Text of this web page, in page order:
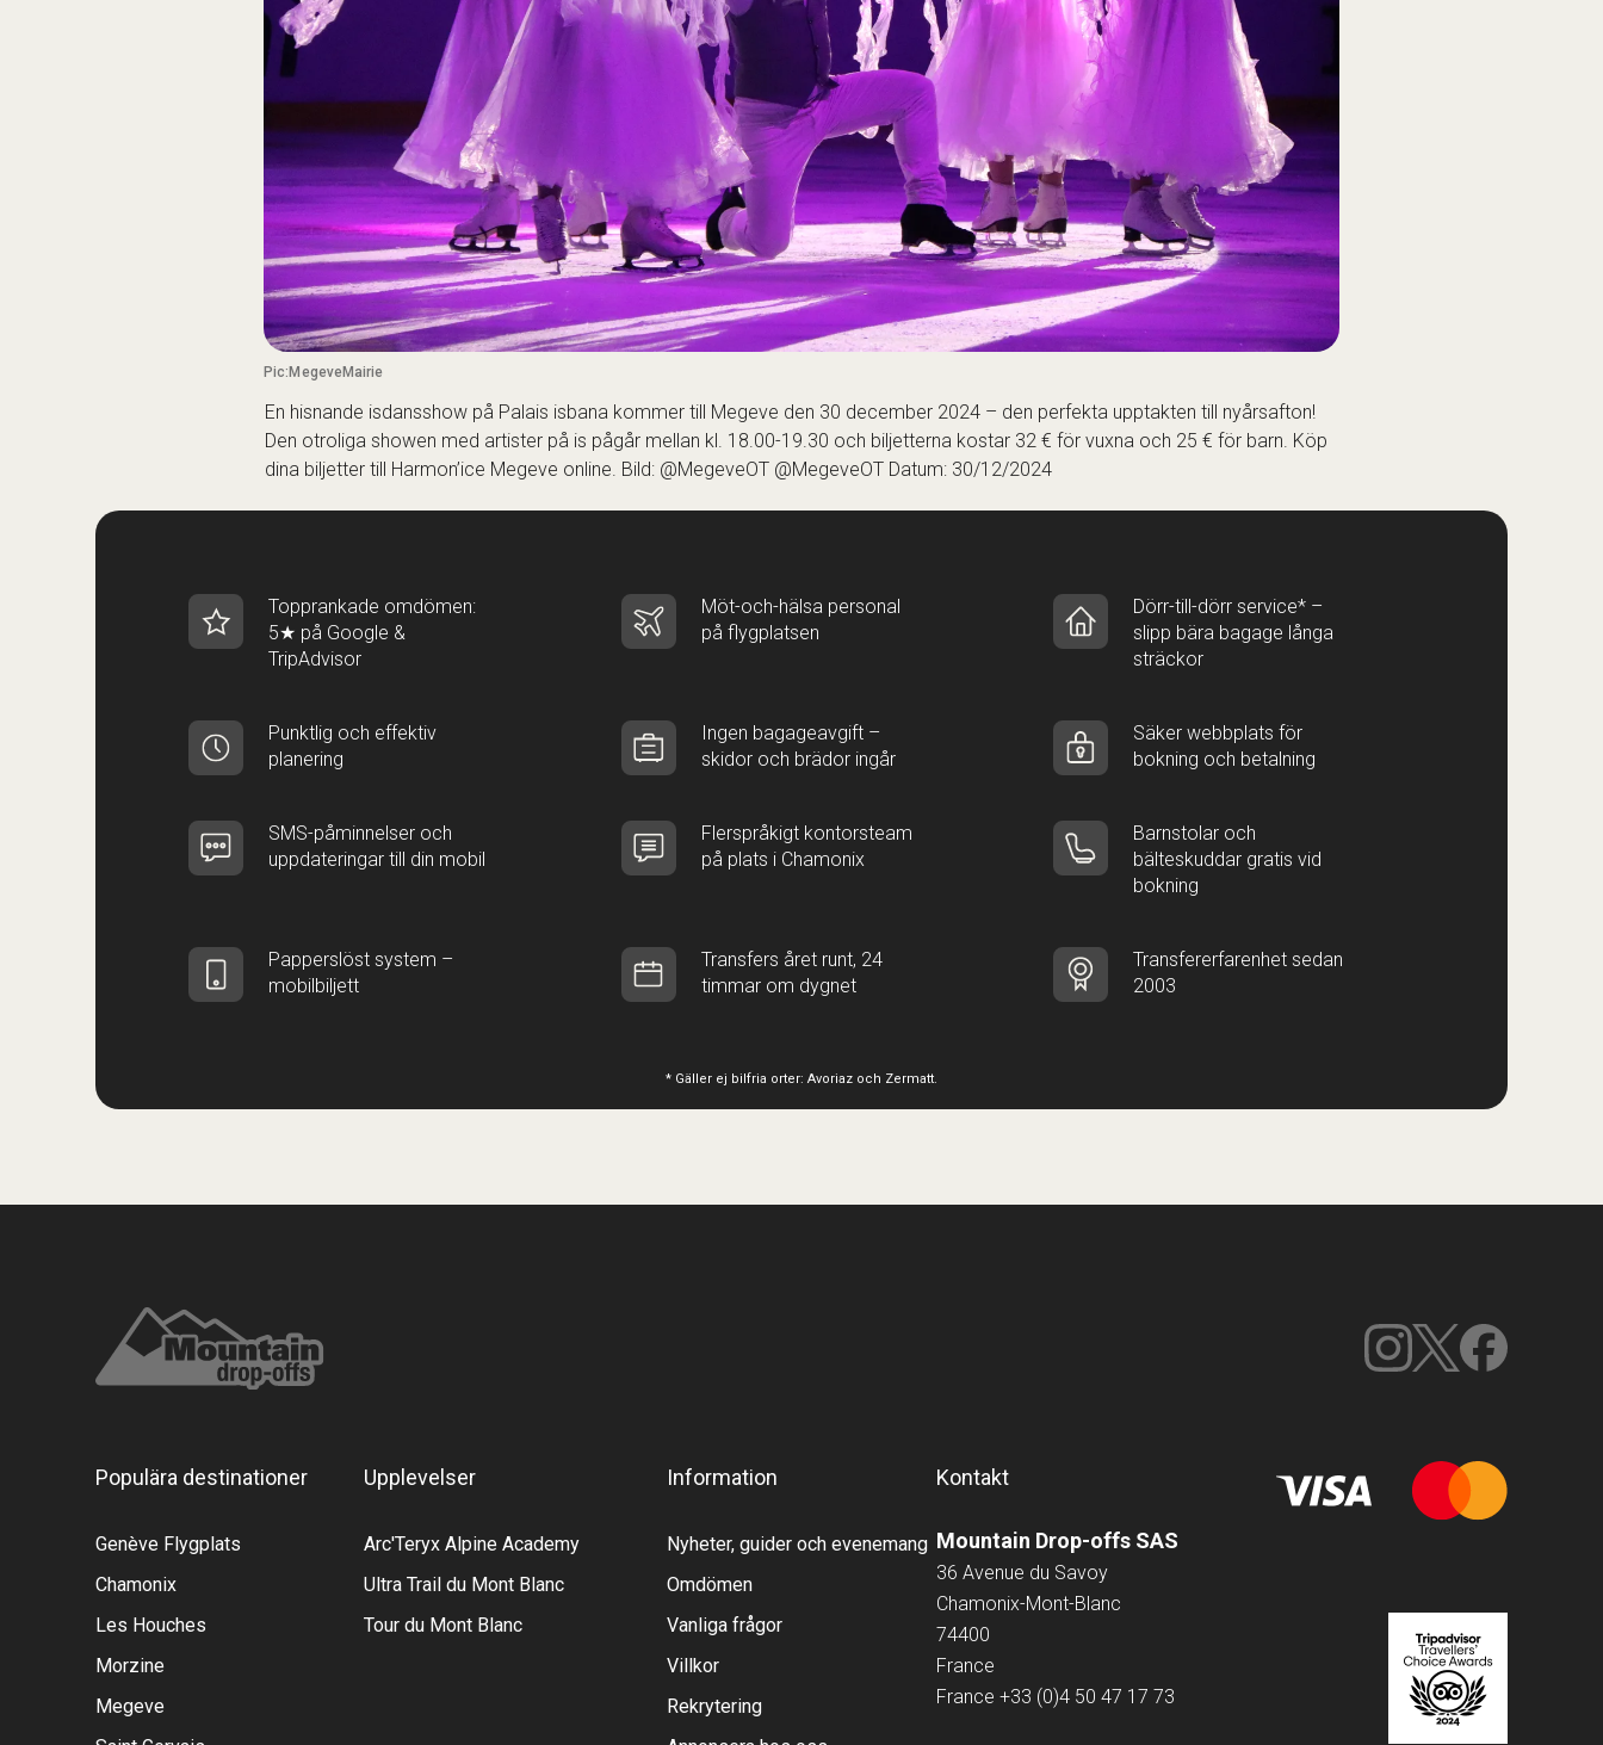
Pic:MegeveMairie
En hisnande isdansshow på Palais isbana kommer till Megeve den 30 december 2024 – den perfekta upptakten till nyårsafton!
Den otroliga showen med artister på is pågår mellan kl. 18.00-19.30 och biljetterna kostar 32 € för vuxna och 25 € för barn. Köp
dina biljetter till Harmon’ice Megeve online . Bild: @MegeveOT @MegeveOT Datum: 30/12/2024
Topprankade omdömen:
5★ på Google &
TripAdvisor
Möt-och-hälsa personal
på flygplatsen
Dörr-till-dörr service* –
slipp bära bagage långa
sträckor
Punktlig och effektiv
planering
Ingen bagageavgift –
skidor och brädor ingår
Säker webbplats för
bokning och betalning
SMS-påminnelser och
uppdateringar till din mobil
Flerspråkigt kontorsteam
på plats i Chamonix
Barnstolar och
bälteskuddar gratis vid
bokning
Papperslöst system –
mobilbiljett
Transfers året runt, 24
timmar om dygnet
Transfererfarenhet sedan
2003
* Gäller ej bilfria orter: Avoriaz och Zermatt.
Populära destinationer
Genève Flygplats
Chamonix
Les Houches
Morzine
Megeve
Upplevelser
Arc'Teryx Alpine Academy
Ultra Trail du Mont Blanc
Tour du Mont Blanc
Information
Nyheter, guider och evenemang
Omdömen
Vanliga frågor
Villkor
Rekrytering
Kontakt
Mountain Drop-offs SAS
36 Avenue du Savoy
Chamonix-Mont-Blanc
74400
France
France+33 (0)4 50 47 17 73